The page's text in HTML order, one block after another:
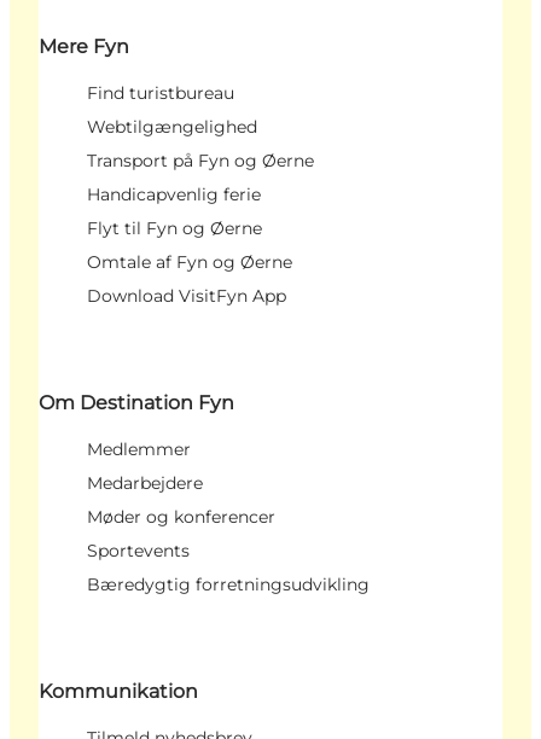
Mere Fyn
Find turistbureau
Webtilgængelighed
Transport på Fyn og Øerne
Handicapvenlig ferie
Flyt til Fyn og Øerne
Omtale af Fyn og Øerne
Download VisitFyn App
Om Destination Fyn
Medlemmer
Medarbejdere
Møder og konferencer
Sportevents
Bæredygtig forretningsudvikling
Kommunikation